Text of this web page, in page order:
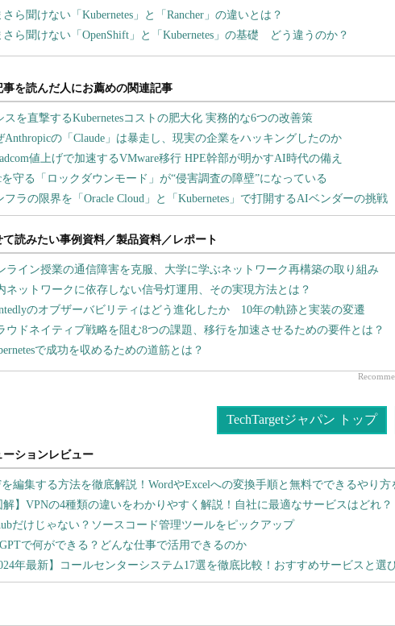
さら聞けない「Kubernetes」と「Rancher」の違いとは？
さら聞けない「OpenShift」と「Kubernetes」の基礎 どう違うのか？
て読みたい事例資料／製品資料／レポート
ライン授業の通信障害を克服、大学に学ぶネットワーク再構築の取り組み
ネットワークに依存しない信号灯運用、その実現方法とは？
のオブザーバビリティはどう進化したか 10年の軌跡と実装の変遷
ウドネイティブ戦略を阻む8つの課題、移行を加速させるための要件とは？
で成功を収めるための道筋とは？
TechTargetジャパン トップ
を編集する方法を徹底解説！WordやExcelへの変換手順と無料でできるやり方
解】VPNの4種類の違いをわかりやすく解説！自社に最適なサービスはどれ？
だけじゃない？ソースコード管理ツールをピックアップ
で何ができる？どんな仕事で活用できるのか
年最新】コールセンターシステム17選を徹底比較！おすすめサービスと選